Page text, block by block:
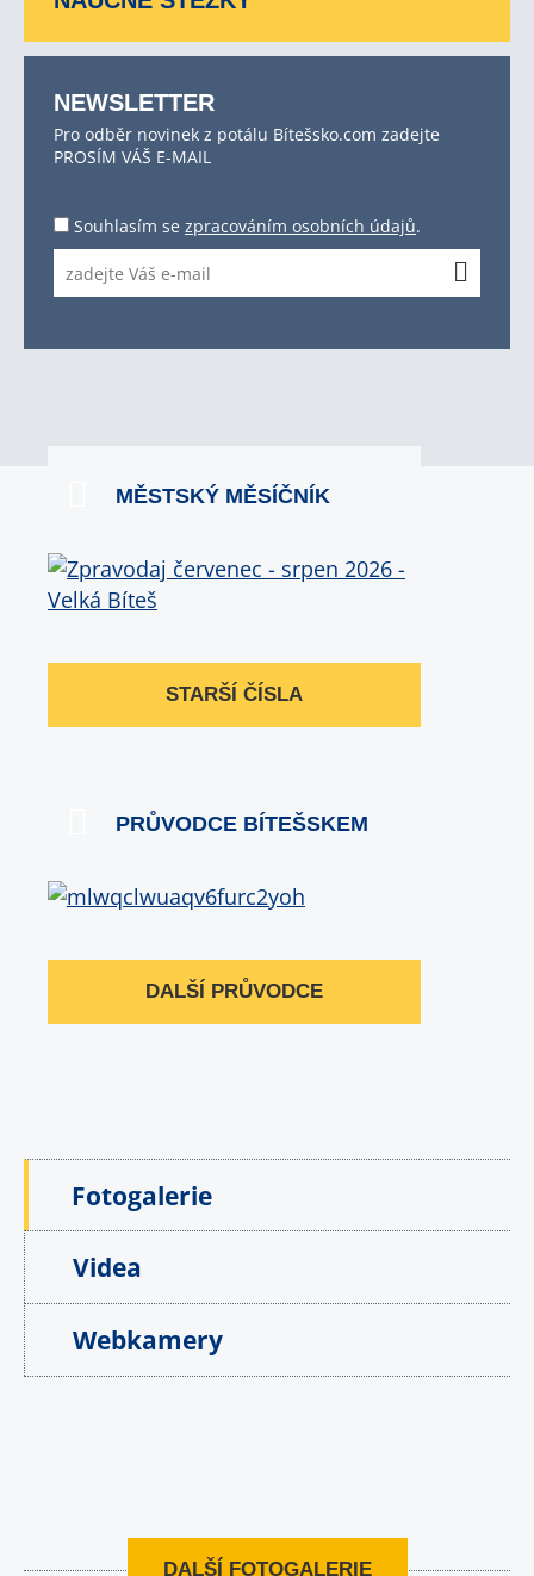
NEWSLETTER
Pro odběr novinek z potálu Bítešsko.com zadejte
PROSÍM VÁŠ E-MAIL
Souhlasím se zpracováním osobních údajů.
MĚSTSKÝ MĚSÍČNÍK
STARŠÍ ČÍSLA
PRŮVODCE BÍTEŠSKEM
DALŠÍ PRŮVODCE
Fotogalerie
Videa
Webkamery
DALŠÍ FOTOGALERIE